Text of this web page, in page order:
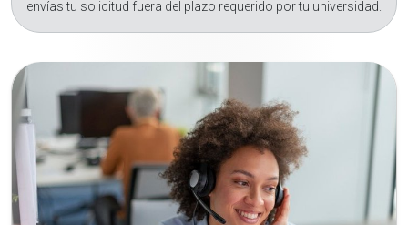
envías tu solicitud fuera del plazo requerido por tu universidad.